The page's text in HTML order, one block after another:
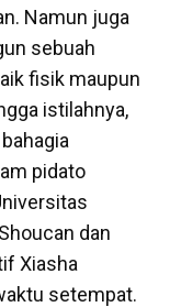
Namun juga
sebuah
fisik maupun
istilahnya,
pidato
dan
Xiasha
setempat.